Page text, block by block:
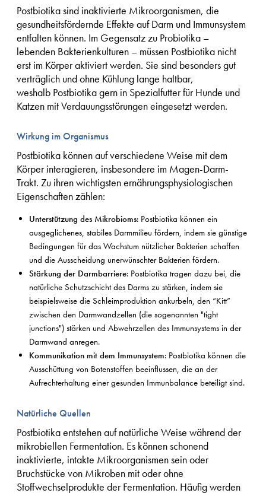
Postbiotika sind inaktivierte Mikroorganismen, die
gesundheitsfördernde Effekte auf Darm und Immunsystem
entfalten können. Im Gegensatz zu Probiotika –
lebenden Bakterienkulturen – müssen Postbiotika nicht
erst im Körper aktiviert werden. Sie sind besonders gut
verträglich und ohne Kühlung lange haltbar,
weshalb Postbiotika gern in Spezialfutter für Hunde und
Katzen mit Verdauungsstörungen eingesetzt werden.
Wirkung im Organismus
Postbiotika können auf verschiedene Weise mit dem
Körper interagieren, insbesondere im Magen-Darm-
Trakt. Zu ihren wichtigsten ernährungsphysiologischen
Eigenschaften zählen:
Unterstützung des Mikrobioms: Postbiotika können ein
ausgeglichenes, stabiles Darmmilieu fördern, indem sie günstige
Bedingungen für das Wachstum nützlicher Bakterien schaffen
und die Ausscheidung unerwünschter Bakterien fördern.
Stärkung der Darmbarriere: Postbiotika tragen dazu bei, die
natürliche Schutzschicht des Darms zu stärken, indem sie
beispielsweise die Schleimproduktion ankurbeln, den “Kitt”
zwischen den Darmwandzellen (die sogenannten "tight
junctions") stärken und Abwehrzellen des Immunsystems in der
Darmwand anregen.
Kommunikation mit dem Immunsystem: Postbiotika können die
Ausschüttung von Botenstoffen beeinflussen, die an der
Aufrechterhaltung einer gesunden Immunbalance beteiligt sind.
Natürliche Quellen
Postbiotika entstehen auf natürliche Weise während der
mikrobiellen Fermentation. Es können schonend
inaktivierte, intakte Mikroorganismen sein oder
Bruchstücke von Mikroben mit oder ohne
Stoffwechselprodukte der Fermentation. Häufig werden